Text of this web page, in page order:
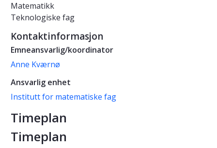
Matematikk
Teknologiske fag
Kontaktinformasjon
Emneansvarlig/koordinator
Anne Kværnø
Ansvarlig enhet
Institutt for matematiske fag
Timeplan
Timeplan